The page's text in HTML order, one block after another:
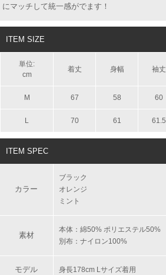
にマッチして統一感がでます！
ITEM SIZE
単位:
cm
着丈 身幅 袖丈
M 67 58 60
L 70 61 61.5
ITEM SPEC
カラー
ブラック
オレンジ
ミント
素材
本体：綿50% ポリエステル50%
別布：ナイロン100%
モデル 身長178cm Lサイズ着用